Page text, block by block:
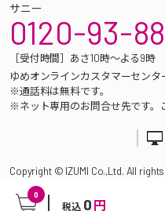
0
税込 0 円
サニー
0120-93-
［受付時間］あさ10時～よる9時
ゆめオンラインカスタマーセンタ
※通話料は無料です。
※ネット専用のお問合せ先です。
Copyright © IZUMI Co.,Ltd. All